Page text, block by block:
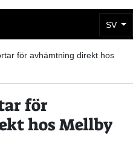
SV
för avhämtning direkt hos
för
hos Mellby